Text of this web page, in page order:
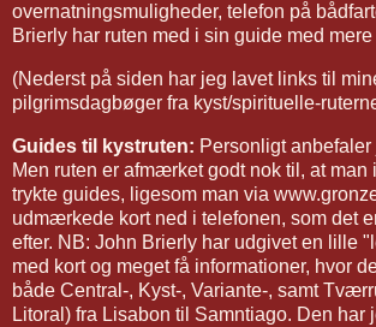
overnatningsmuligheder, telefon på
Brierly har ruten med i sin guide med
(Nederst på siden har jeg lavet links til
pilgrimsdagbøger fra kyst/spirituelle-
Guides til kystruten: Personligt
Men ruten er afmærket godt nok til, at man
trykte guides, ligesom man via
udmærkede kort ned i telefonen, som det
efter. NB: John Brierly har udgivet en lille
med kort og meget få informationer, hvor
både Central-, Kyst-, Variante-, samt
Litoral) fra Lisabon til Samntiago. Den har